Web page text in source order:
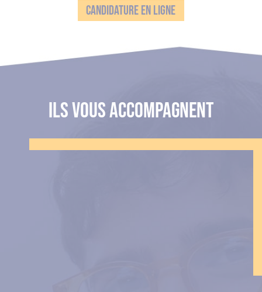
CANDIDATURE EN LIGNE
ILS VOUS ACCOMPAGNENT